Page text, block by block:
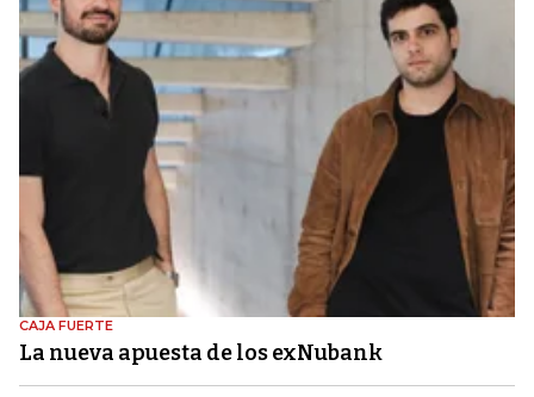
CAJA FUERTE
La nueva apuesta de los exNubank